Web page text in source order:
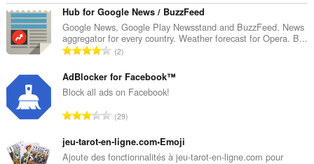
Hub for Google News / BuzzFeed
Google News, Google Play Newsstand and BuzzFeed. News
aggregator for every country. Weather forecast for Opera. B...
U
u
p
n
r
2
AdBlocker for Facebook™
Block all ads on Facebook!
U
u
p
29
jeu-tarot-en-ligne.com•Emoji
Ajoute des fonctionnalités à jeu-tarot-en-ligne.com pour